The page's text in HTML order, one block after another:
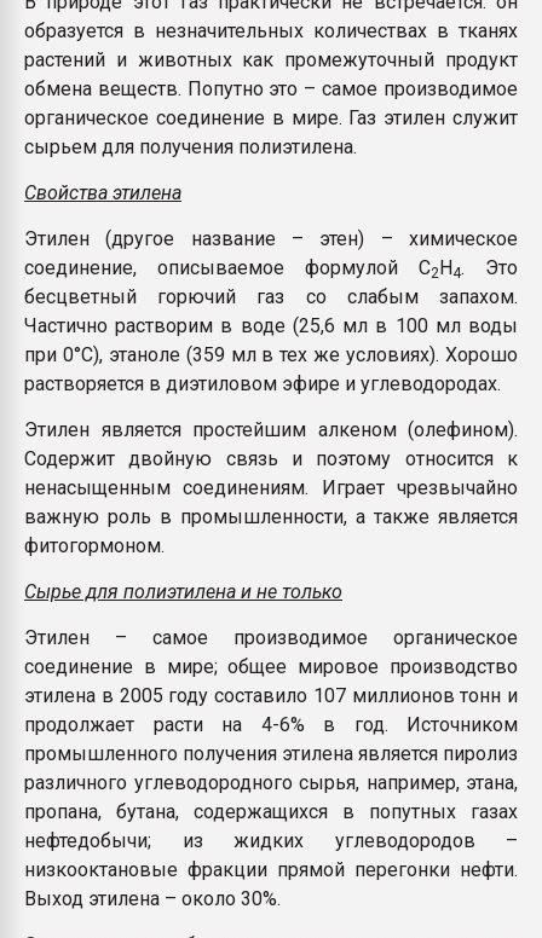
бутылок
ПЕРЕЙТИ НА
образуется в незначительных количествах в тканях
растений и животных как промежуточный продукт
обмена веществ. Попутно это – самое производимое
органическое соединение в мире. Газ этилен служит
сырьем для получения полиэтилена.
Свойства этилена
Этилен (другое название – этен) – химическое
соединение, описываемое формулой С2H4. Это
бесцветный горючий газ со слабым запахом.
Частично растворим в воде (25,6 мл в 100 мл воды
при 0°C), этаноле (359 мл в тех же условиях). Хорошо
растворяется в диэтиловом эфире и углеводородах.
Этилен является простейшим алкеном (олефином).
Содержит двойную связь и поэтому относится к
ненасыщенным соединениям. Играет чрезвычайно
важную роль в промышленности, а также является
фитогормоном.
Сырье для полиэтилена и не только
Этилен – самое производимое органическое
соединение в мире; общее мировое производство
этилена в 2005 году составило 107 миллионов тонн и
продолжает расти на 4-6% в год. Источником
промышленного получения этилена является пиролиз
различного углеводородного сырья, например, этана,
пропана, бутана, содержащихся в попутных газах
нефтедобычи; из жидких углеводородов –
низкооктановые фракции прямой перегонки нефти.
Выход этилена – около 30%.